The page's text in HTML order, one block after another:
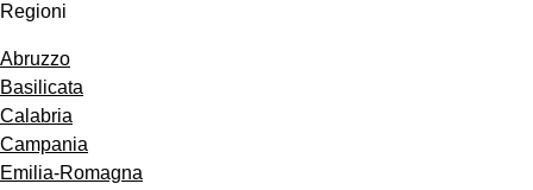
Regioni
Abruzzo
Basilicata
Calabria
Campania
Emilia-Romagna